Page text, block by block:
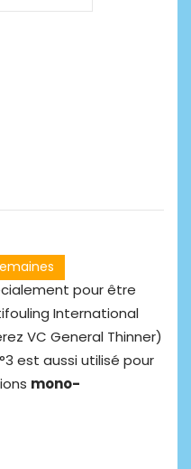
pour être
International
VC General Thinner)
est aussi utilisé pour
mono-